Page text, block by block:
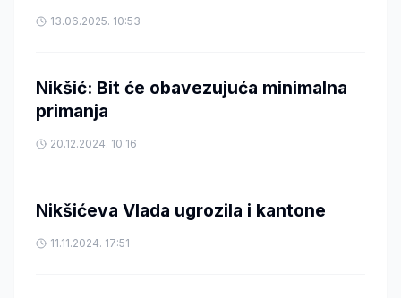
13.06.2025. 10:53
Nikšić: Bit će obavezujuća minimalna
primanja
20.12.2024. 10:16
Nikšićeva Vlada ugrozila i kantone
11.11.2024. 17:51